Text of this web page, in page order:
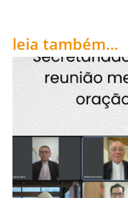
leia também...